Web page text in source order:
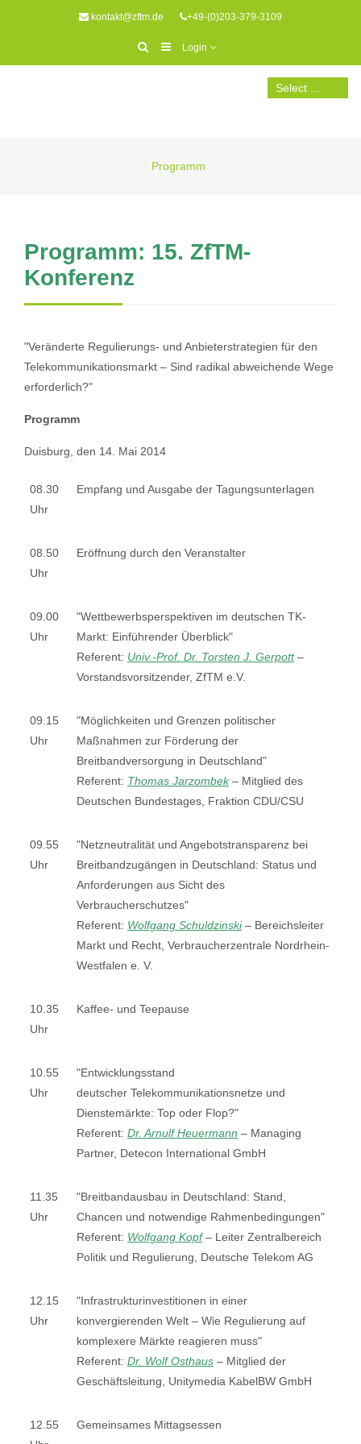
kontakt@zftm.de +49-(0)203-379-3109
Login
Programm
Programm: 15. ZfTM-
Konferenz
"Veränderte Regulierungs- und Anbieterstrategien für den
Telekommunikationsmarkt – Sind radikal abweichende Wege
erforderlich?"
Programm
Duisburg, den 14. Mai 2014
08.30
Uhr
Empfang und Ausgabe der Tagungsunterlagen
08.50
Uhr
Eröffnung durch den Veranstalter
09.00
Uhr
"Wettbewerbsperspektiven im deutschen TK-
Markt: Einführender Überblick"
Referent: Univ.-Prof. Dr. Torsten J. Gerpott–
Vorstandsvorsitzender, ZfTM e.V.
09.15
Uhr
"Möglichkeiten und Grenzen politischer
Maßnahmen zur Förderung der
Breitbandversorgung in Deutschland"
Referent: Thomas Jarzombek– Mitglied des
Deutschen Bundestages, Fraktion CDU/CSU
09.55
Uhr
"Netzneutralität und Angebotstransparenz bei
Breitbandzugängen in Deutschland: Status und
Anforderungen aus Sicht des
Verbraucherschutzes"
Referent: Wolfgang Schuldzinski– Bereichsleiter
Markt und Recht, Verbraucherzentrale Nordrhein-
Westfalen e. V.
10.35
Uhr
Kaffee- und Teepause
10.55
Uhr
"Entwicklungsstand
deutscher Telekommunikationsnetze und
Dienstemärkte: Top oder Flop?"
Referent: Dr. Arnulf Heuermann – Managing
Partner, Detecon International GmbH
11.35
Uhr
"Breitbandausbau in Deutschland: Stand,
Chancen und notwendige Rahmenbedingungen"
Referent: Wolfgang Kopf– Leiter Zentralbereich
Politik und Regulierung, Deutsche Telekom AG
12.15
Uhr
"Infrastrukturinvestitionen in einer
konvergierenden Welt – Wie Regulierung auf
komplexere Märkte reagieren muss"
Referent: Dr. Wolf Osthaus – Mitglied der
Geschäftsleitung, Unitymedia KabelBW GmbH
12.55
Gemeinsames Mittagsessen